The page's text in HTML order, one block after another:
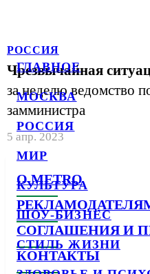
ГЛАВНОЕ
МОСКВА
РОССИЯ
МИР
КУЛЬТУРА
ШОУ-БИЗНЕС
СТИЛЬ ЖИЗНИ
РОССИЯ
Чрезвычайная
за неделю ведомство
замминистра
5 апр. 2023
О METRO
СОГЛАШЕНИЯ И
КОНТАКТЫ